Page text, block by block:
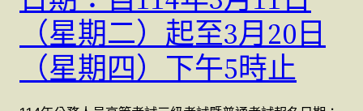
（星期二）起至3月20日
（星期四）下午5時止